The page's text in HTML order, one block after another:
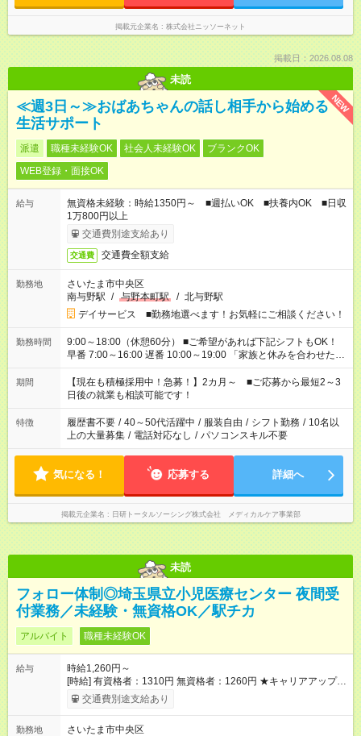
掲載元企業名 株式会社ニッソーネット
掲載日：2026.08.08
未読
NEW
≪週3日～≫おばあちゃんの話し相手から始める
生活サポート
派遣 職種未経験OK 社会人未経験OK
ブランクOK
WEB登録・面接OK
給与
無資格未経験：時給1350円～ ■週払いOK ■扶養内OK ■日収
1万800円以上
交通費別途支給あり
交通費 交通費全額支給
勤務地
さいたま市中央区
南与野駅 / 与野本町駅 / 北与野駅
デイサービス ■勤務地選べます！お気軽にご相談ください！
勤務時間
9:00～18:00（休憩60分） ■ご希望があれば下記シフトもOK！
早番 7:00～16:00 遅番 10:00～19:00 「家族と休みを合わせた
い」 「余裕を持って夕飯の準備がしたい」 「できれば残業はし
たくない」 など、ご希望を教えてくださいね。 ※Wワーク希望
の方へ 今ご覧のお仕事で希望する勤務時間と、もう1つのお仕事
の勤務時間。 合計で週40時間を超える場合は応募できません。
期間
【現在も積極採用中！急募！】2カ月～ ■ご応募から最短2～3
日後の就業も相談可能です！
特徴 履歴書不要 / 40～50代活躍中 / 服装自由 / シフト勤務 / 10名以
上の大量募集 / 電話対応なし / パソコンスキル不要
気になる！ 応募する 詳細へ
掲載元企業名 日研トータルソーシング株式会社 メディカルケア事業部
未読
フォロー体制◎埼玉県立小児医療センター 夜間受
付業務／未経験・無資格OK／駅チカ
アルバイト 職種未経験OK
給与
時給1,260円～
[時給] 有資格者：1310円 無資格者：1260円 ★キャリアアップ制
度あり 進級により給与がアップします！ 【試用期間】試用期間
あり 試用期間の長さ：3ヶ月 雇用形態、給与は本採用時と同じ
交通費別途支給あり
勤務地
さいたま市中央区